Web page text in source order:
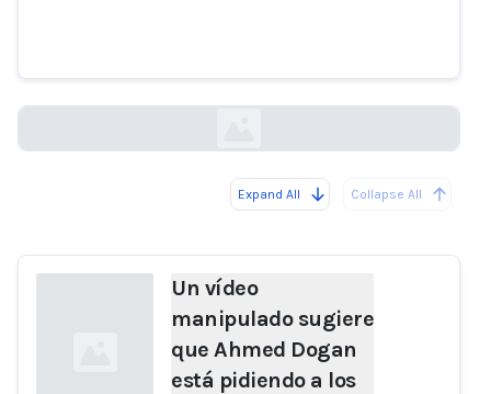
Expand All Collapse All
Un vídeo
manipulado sugiere
que Ahmed Dogan
está pidiendo a los